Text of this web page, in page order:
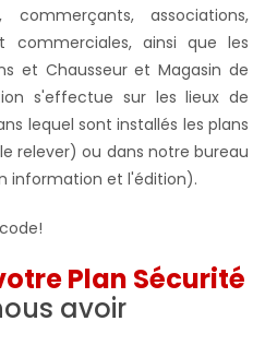
commerçants, associations,
commerciales, ainsi que les
et Chausseur et Magasin de
s'effectue sur les lieux de
lequel sont installés les plans
relever) ou dans notre bureau
information et l'édition).
Plan Sécurité
avoir